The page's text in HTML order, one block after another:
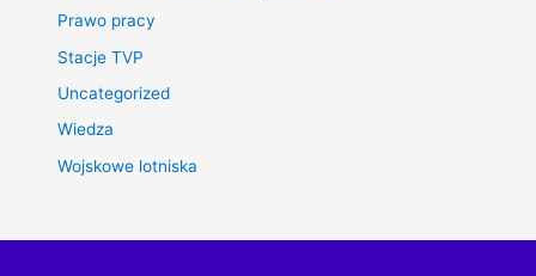
Prawo pracy
Stacje TVP
Uncategorized
Wiedza
Wojskowe lotniska